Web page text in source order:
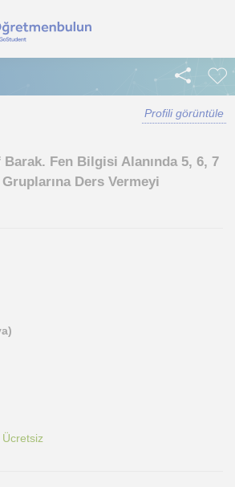
Profili görüntüle
Fen Bilgisi Alanında 5, 6, 7
Gruplarına Ders Vermeyi